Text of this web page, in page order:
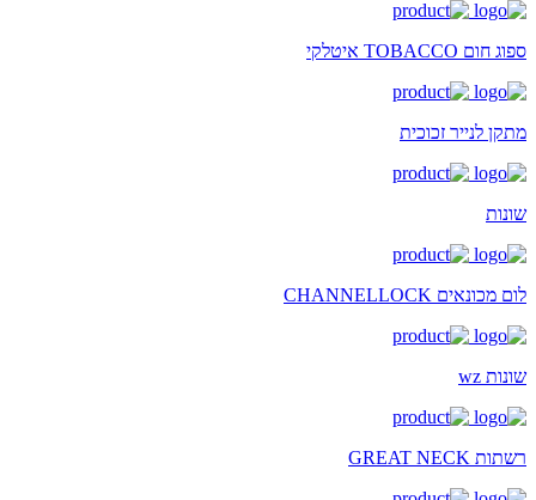
ספוג חום TOBACCO איטלקי
מתקן לנייר זכוכית
שונות
לום מכונאים CHANNELLOCK
שונות wz
רשתות GREAT NECK